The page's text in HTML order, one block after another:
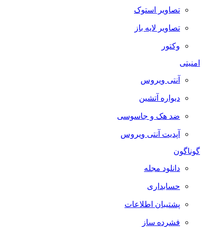
تصاویر استوک
تصاویر لایه باز
وکتور
امنیتی
آنتی ویروس
دیواره آتشین
ضد هک و جاسوسی
آپدیت آنتی ویروس
گوناگون
دانلود مجله
حسابداری
پشتیبان اطلاعات
فشرده ساز